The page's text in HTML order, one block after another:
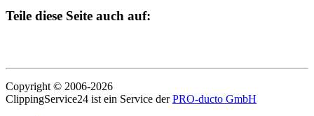
Teile diese Seite auch auf:
Copyright © 2006-2026
ClippingService24 ist ein Service derPRO-ducto GmbH